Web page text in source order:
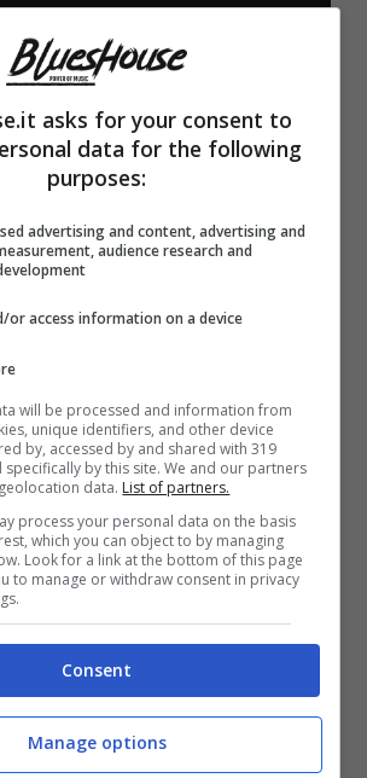
–
asks for your consent to
data for the following
purposes:
advertising and content, advertising and
audience research and
or access information on a device
will be processed and information from
unique identifiers, and other device
by, accessed by and shared with 319
by this site. We and our partners
data. List of partners.
process your personal data on the basis
which you can object to by managing
Look for a link at the bottom of this page
to manage or withdraw consent in privacy
Consent
Manage options